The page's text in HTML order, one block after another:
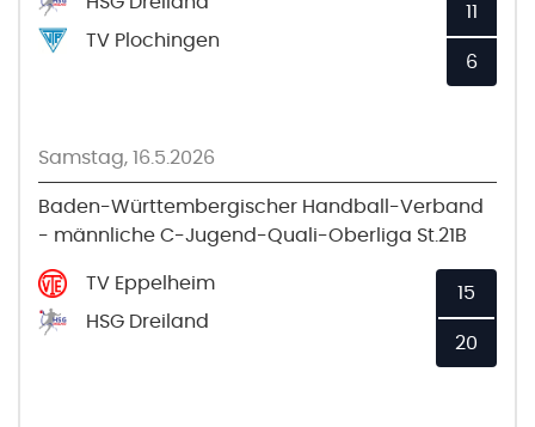
TV Plochingen
11
6
Samstag, 16.5.2026
Baden-Württembergischer Handball-Verband
- männliche C-Jugend-Quali-Oberliga St.21B
TV Eppelheim
HSG Dreiland
15
20